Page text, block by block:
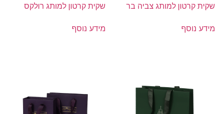
שקית קרטון למותג צביה בר
מידע נוסף
שקית קרטון למותג רולקס
מידע נוסף